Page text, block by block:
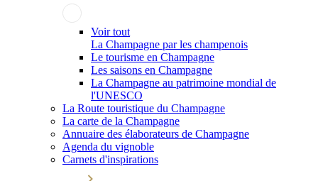
Voir tout
La Champagne par les champenois
Le tourisme en Champagne
Les saisons en Champagne
La Champagne au patrimoine mondial de
l'UNESCO
La Route touristique du Champagne
La carte de la Champagne
Annuaire des élaborateurs de Champagne
Agenda du vignoble
Carnets d'inspirations